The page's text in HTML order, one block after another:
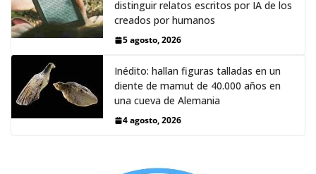
distinguir relatos escritos por IA de los
creados por humanos
5 agosto, 2026
Inédito: hallan figuras talladas en un
diente de mamut de 40.000 años en
una cueva de Alemania
4 agosto, 2026